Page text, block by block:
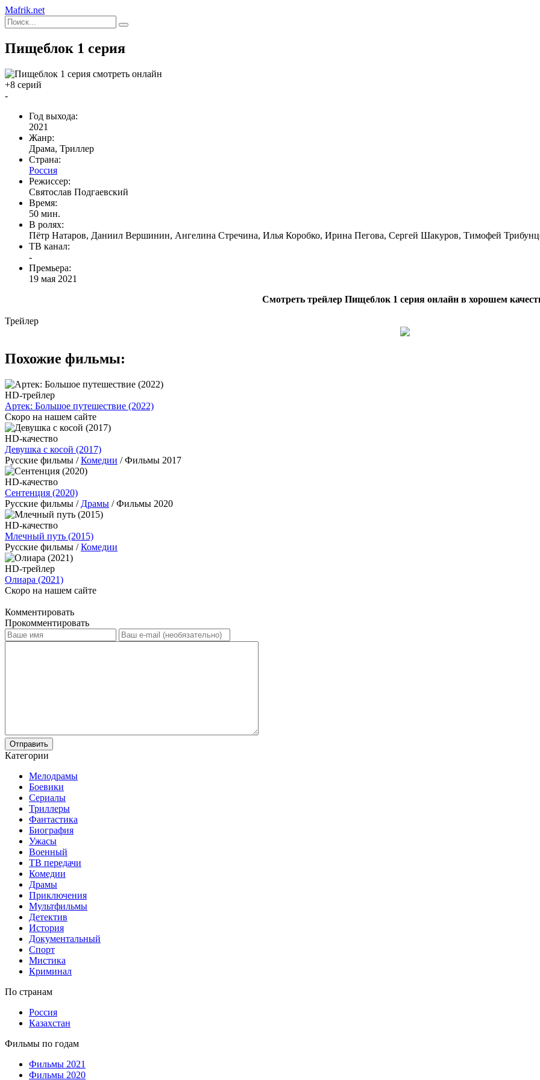
Mafrik.net
Пищеблок 1 серия
+8 серий
-
Год выхода:
2021
Жанр:
Драма, Триллер
Страна:
Россия
Режиссер:
Святослав Подгаевский
Время:
50 мин.
В ролях:
Пётр Натаров, Даниил Вершинин, Ангелина Стречина, Илья Коробко, Ирина Пегова, Сергей Шакуров, Тимофей
ТВ канал:
-
Премьера:
19 мая 2021
Смотреть трейлер Пищеблок 1 серия онлайн в хорошем
Трейлер
Похожие фильмы:
HD-трейлер
Артек: Большое путешествие (2022)
Скоро на нашем сайте
HD-качество
Девушка с косой (2017)
Русские фильмы /Комедии / Фильмы 2017
HD-качество
Сентенция (2020)
Русские фильмы / Драмы / Фильмы 2020
HD-качество
Млечный путь (2015)
Русские фильмы /Комедии
HD-трейлер
Олиара (2021)
Скоро на нашем сайте
Комментировать
Прокомментировать
Отправить
Категории
Мелодрамы
Боевики
Сериалы
Триллеры
Фантастика
Биография
Ужасы
Военный
ТВ передачи
Комедии
Драмы
Приключения
Мультфильмы
Детектив
История
Документальный
Спорт
Мистика
Криминал
По странам
Россия
Казахстан
Фильмы по годам
Фильмы 2021
Фильмы 2020